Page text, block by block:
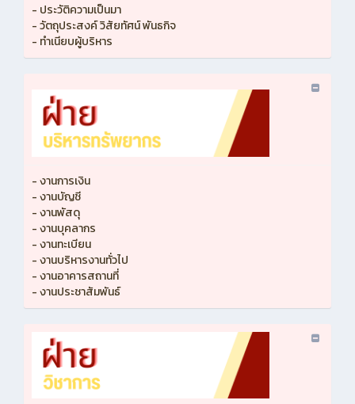
- ประวัติความเป็นมา
- วัตถุประสงค์ วิสัยทัศน์ พันธกิจ
- ทำเนียบผู้บริหาร
- งานการเงิน
- งานบัญชี
- งานพัสดุ
- งานบุคลากร
- งานทะเบียน
- งานบริหารงานทั่วไป
- งานอาคารสถานที่
- งานประชาสัมพันธ์